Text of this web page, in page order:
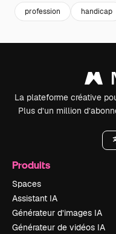
profession handicap
La plateforme créative
Plus d’un million
Produits
Spaces
Assistant IA
Générateur d’images IA
Générateur de vidéos IA